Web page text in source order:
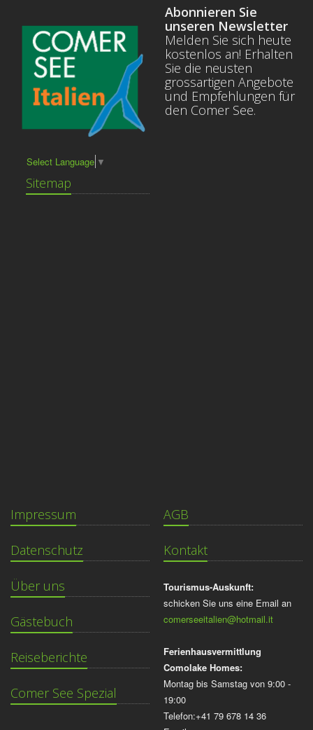
Select Language ▼
Sitemap
Abonnieren Sie
unseren Newsletter
Melden Sie sich heute
kostenlos an! Erhalten
Sie die neusten
grossartigen Angebote
und Empfehlungen für
den Comer See.
Impressum
Datenschutz
Über uns
Gästebuch
Reiseberichte
Comer See Spezial
AGB
Kontakt
Tourismus-Auskunft:
schicken Sie uns eine Email an
comerseeitalien@hotmail.it
Ferienhausvermittlung
Comolake Homes:
Montag bis Samstag von 9:00 -
19:00
Telefon:+41 79 678 14 36